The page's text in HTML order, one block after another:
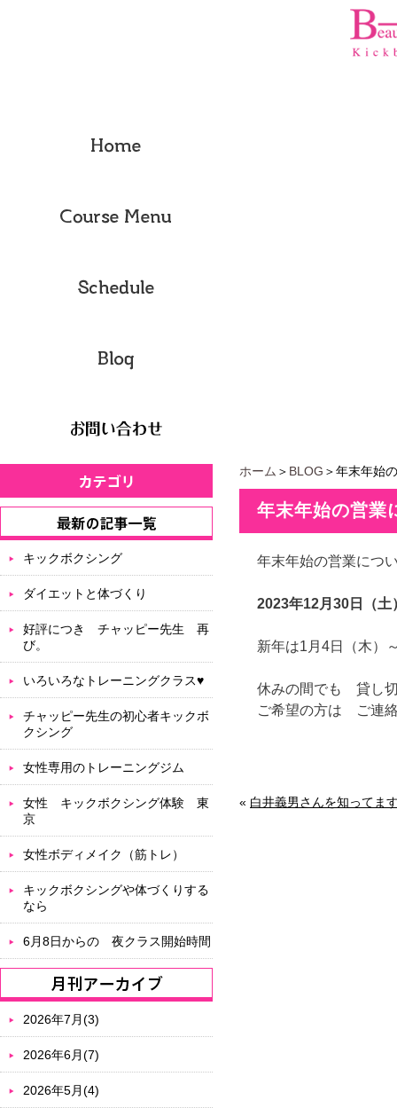
ホーム ＞ BLOG ＞年末年始
年末年始の営業
年末年始の営業につ
2023年12月30日（
新年は1月4日（木
休みの間でも 貸し切
ご希望の方は ご連
« 白井義男さんを知ってま
キックボクシング
ダイエットと体づくり
好評につき チャッピー先生 再
び。
いろいろなトレーニングクラス♥
チャッピー先生の初心者キックボ
クシング
女性専用のトレーニングジム
女性 キックボクシング体験 東
京
女性ボディメイク（筋トレ）
キックボクシングや体づくりする
なら
6月8日からの 夜クラス開始時間
2026年7月(3)
2026年6月(7)
2026年5月(4)